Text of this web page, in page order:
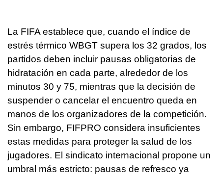
La FIFA establece que, cuando el índice de
estrés térmico WBGT supera los 32 grados, los
partidos deben incluir pausas obligatorias de
hidratación en cada parte, alrededor de los
minutos 30 y 75, mientras que la decisión de
suspender o cancelar el encuentro queda en
manos de los organizadores de la competición.
Sin embargo, FIFPRO considera insuficientes
estas medidas para proteger la salud de los
jugadores. El sindicato internacional propone un
umbral más estricto: pausas de refresco ya